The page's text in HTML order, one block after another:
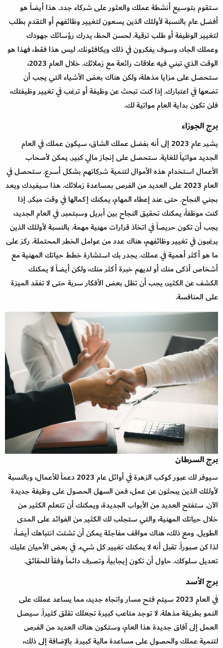
ستقوم بتوسيع أنشطة عملك والعثور على شركاء جدد. هذا أيضاً هو
أفضل عام بالنسبة لأولئك الذين يسعون لتغيير وظائفهم أو التقدم بطلب
لتغيير الوظيفة أو طلب ترقية. لحسن الحظ، يدرك رؤسائك جهودك
وعملك الجاد، وسوف يفكرون في ذلك ويكافئونك. ليس هذا فقط، فهذا هو
الوقت الذي تبني فيه علاقات رائعة مع زملائك. خلال العام 2023،
ستحصل على مزايا مذهلة، ولكن هناك بعض الأشياء التي يجب أن
تضعها في اعتبارك. إذا كنت تبحث عن وظيفة أو ترغب في تغيير وظيفتك،
فلن تكون بداية العام مواتية لك.
برج الجوزاء
يشير عام 2023 إلى أنه بفضل عملك الشاق، سيكون عملك في العام
الجديد مواتياً للغاية. ستحصل على إنجاز مالي كبير. يمكن لأصحاب
الأعمال استخدام هذه الأموال لتنمية شركاتهم بشكل أسرع. ستحصل في
العام 2023 على العديد من الفرص بمساعدة زملائك. هذا سيفيدك ويعد
بجني النجاح. حتى عند إعطاء المهام، يمكنك إكمالها في وقت مبكر. إذا
كنت موظفاً، يمكنك تحقيق النجاح بين أبريل وسبتمبر. في العام الجديد،
يجب أن تكون حريصاً في اتخاذ قرارات مهنية مهمة. بالنسبة لأولئك الذين
يرغبون في تغيير وظائفهم، هناك عدد من عوامل الخطر المحتملة. ركز على
ما هو أكثر أهمية في عملك. يجدر بك استشارة خطط حياتك المهنية مع
أشخاص أذكى منك أو لديهم خبرة أكثر منك، ولكن أيضاً لا يمكنك
الكشف عن الكثير، يجب أن تظل بعض الأفكار سرية حتى لا تفقد الميزة
على المنافسة.
برج السرطان
سيوفر لك عبور كوكب الزهرة في أوائل عام 2023 دعماً للأعمال، وبالنسبة
لأولئك الذين يبحثون عن عمل، فمن السهل الحصول على وظيفة جديدة
الآن. ستفتح العديد من الأبواب الجديدة، ويمكنك أن تتعلم الكثير من
خلال حياتك المهنية، والتي ستجلب لك الكثير من الفوائد على المدى
الطويل. ومع ذلك، هناك مواقف مفاجئة يمكن أن تشتت انتباهك أيضاً،
لذا كن صبوراً. تقبل أنه لا يمكنك تغيير كل شيء. في بعض الأحيان عليك
تعديل سلوكك. حاول أن تكون إيجابياً، وتصرف دائماً وفقاً للحقائق.
برج الأسد
في العام 2023 سيتم فتح مسار واتجاه جديد، مما يساعد عملك على
النمو بطريقة مذهلة. لا توجد متاعب كبيرة تجعلك تقلق كثيراً. سيصل
العمل إلى آفاق جديدة هذا العام، وستكون هناك العديد من الفرص
لتنمية عملك والحصول على مساعدة مالية كبيرة. بالإضافة إلى ذلك،